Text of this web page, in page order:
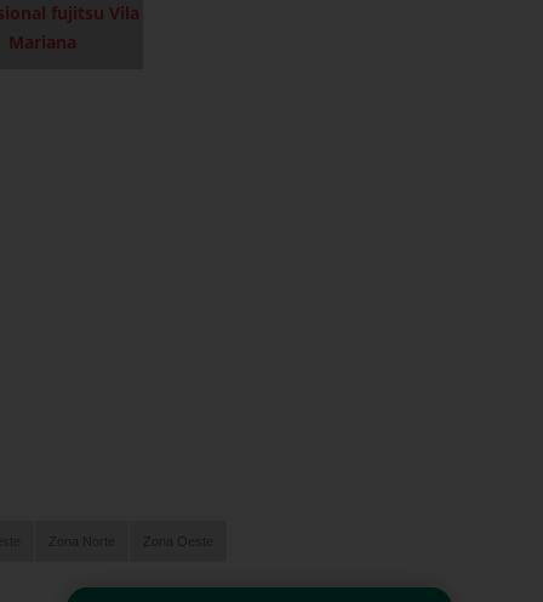
fujitsu Vila
Mariana
Zona Norte Zona Oeste